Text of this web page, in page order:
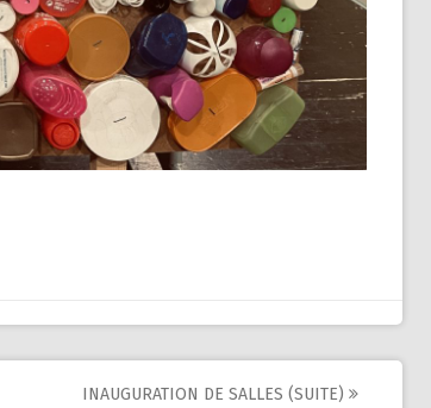
INAUGURATION DE SALLES (SUITE)